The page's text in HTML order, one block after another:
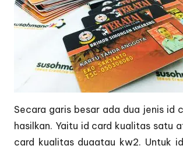
Secara garis besar ada dua jenis id
hasilkan. Yaitu id card kualitas satu
card kualitas duaatau kw2. Untuk